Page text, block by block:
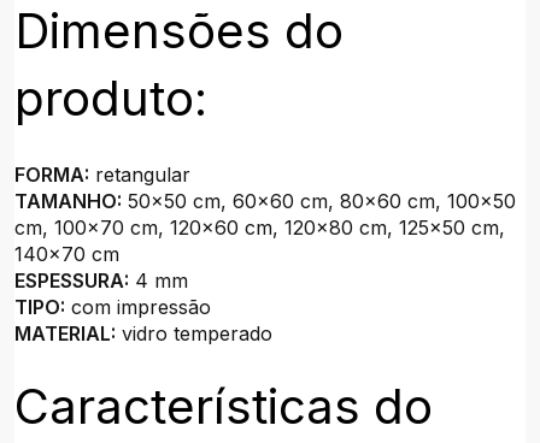
Dimensões do
produto:
FORMA: retangular
TAMANHO: 50x50 cm, 60x60 cm, 80x60 cm, 100x50
cm, 100x70 cm, 120x60 cm, 120x80 cm, 125x50 cm,
140x70 cm
ESPESSURA: 4 mm
TIPO: com impressão
MATERIAL: vidro temperado
Características do